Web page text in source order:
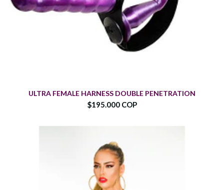
ULTRA FEMALE HARNESS DOUBLE PENETRATION
$195.000 COP